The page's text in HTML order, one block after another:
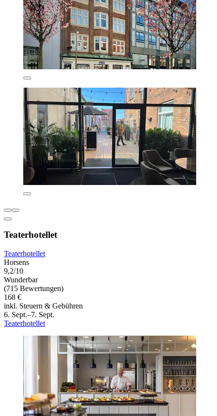
Teaterhotellet
Teaterhotellet
Horsens
9,2/10
Wunderbar
(715 Bewertungen)
168 €
inkl. Steuern & Gebühren
6. Sept.–7. Sept.
Teaterhotellet